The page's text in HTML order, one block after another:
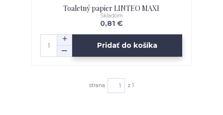
Toaletný papier LINTEO MAXI
0,81 €
Skladom
Pridať do košíka
strana z 1